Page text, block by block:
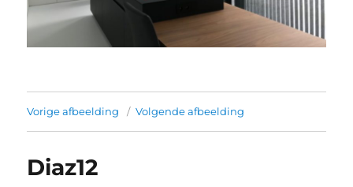
Vorige afbeelding Volgende afbeelding
Diaz12